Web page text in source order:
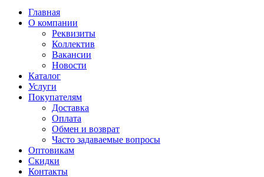
Главная
О компании
Реквизиты
Коллектив
Вакансии
Новости
Каталог
Услуги
Покупателям
Доставка
Оплата
Обмен и возврат
Часто задаваемые вопросы
Оптовикам
Скидки
Контакты